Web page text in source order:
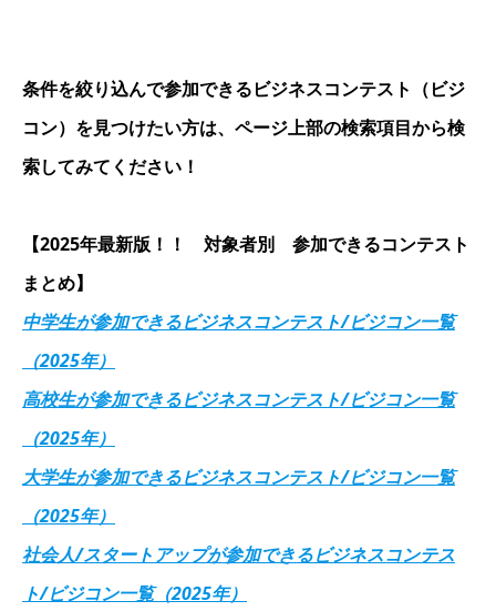
条件を絞り込んで参加できるビジネスコンテスト（ビジ
コン）を見つけたい方は、ページ上部の検索項目から検
索してみてください！
【2025年最新版！！ 対象者別 参加できるコンテスト
まとめ】
中学生が参加できるビジネスコンテスト/ビジコン一覧
（2025年）
高校生が参加できるビジネスコンテスト/ビジコン一覧
（2025年）
大学生が参加できるビジネスコンテスト/ビジコン一覧
（2025年）
社会人/スタートアップが参加できるビジネスコンテス
ト/ビジコン一覧（2025年）